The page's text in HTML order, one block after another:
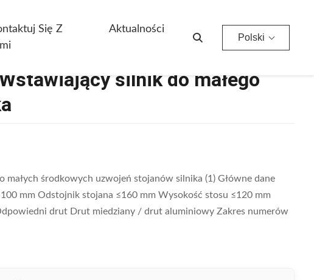
Się Z
Aktualności
Polski
silnik do małego
środkowych uzwojeń stojanów silnika (1) Główne dane
mm Odstojnik stojana ≤160 mm Wysokość stosu ≤120 mm
drut Drut miedziany / drut aluminiowy Zakres numerów